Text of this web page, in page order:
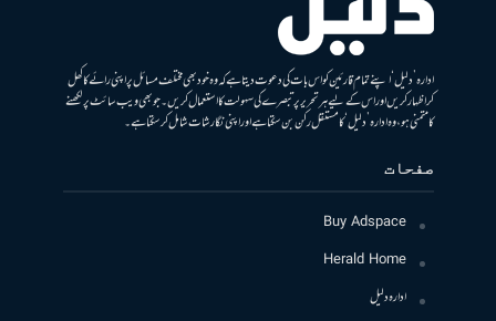
ادارہ ’دلیل‘ اپنے تمام قارئین کو اس بات کی دعوت دیتا ہے کہ وہ خود بھی مختلف مسائل پر اپنی رائے کا کھل
کر اظہار کریں اور اس کے لیے ہر تحریر پر تبصرے کی سہولت کا استعمال کریں۔ جو بھی ویب سائٹ پر لکھنے
کا متمنی ہو، وہ ادارہ ’دلیل‘ کا مستقل رکن بن سکتا ہے اور اپنی نگارشات شامل کرسکتا ہے۔
صفحات
Buy Adspace
Herald Home
ادارہ دلیل